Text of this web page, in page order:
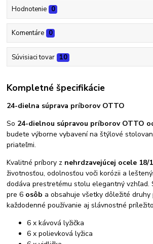
Hodnotenie 0
Komentáre 0
Súvisiaci tovar 10
Kompletné špecifikácie
24-dielna súprava príborov OTTO
So 24-dielnou súpravou príborov OTTO
budete výborne vybavení na štýlové
priateľmi.
Kvalitné príbory z nehrdzavejúcej ocele 18/
životnosťou, odolnosťou voči korózii a
dodáva prestretému stolu elegantný vzhľad.
pre 6 osôb a obsahuje všetky dôležité druhy
každodenné používanie aj slávnostné
6 x kávová lyžička
6 x polievková lyžica